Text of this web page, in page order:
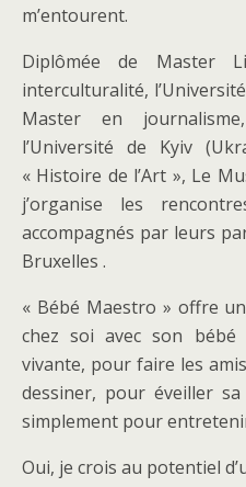
m’entourent.
Diplômée de Master
interculturalité,
Master en
l’Université de Kyiv
« Histoire de l’Art », Le
j’organise les
accompagnés par leurs
Bruxelles .
« Bébé Maestro » offre
chez soi avec son
vivante, pour faire les
dessiner, pour éveiller
simplement pour
Oui, je crois au potentiel